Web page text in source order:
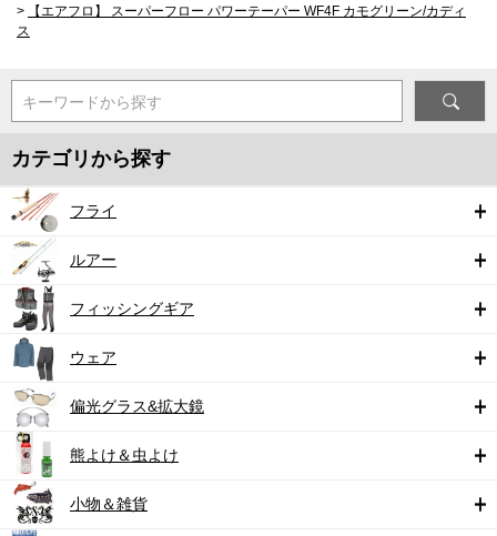
>
【エアフロ】 スーパーフロー パワーテーパー WF4F カモグリーン/カディ
ス
キーワードから探す
カテゴリから探す
フライ
ルアー
フィッシングギア
ウェア
偏光グラス&拡大鏡
熊よけ＆虫よけ
小物＆雑貨